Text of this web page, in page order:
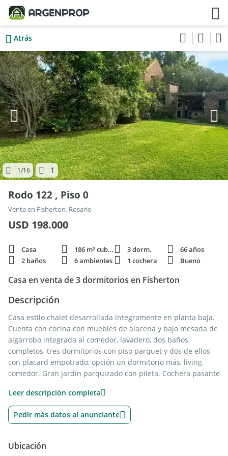
Atrás
1/16 1
Rodo 122 , Piso 0
Venta en Fisherton, Rosario
USD 198.000
Casa 186 m² cubie. 3 dorm.
66 años
2 baños
6 ambientes 1 cochera Bueno
Casa en venta de 3 dormitorios en Fisherton
Descripción
Casa estilo chalet desarrollada íntegramente en planta baja.
Cuenta con cocina con muebles de alacena y bajo mesada de
algarrobo integrada al comedor, lavadero, dos baños
completos, tres dormitorios con piso parquet y dos de ellos
con placard empotrado, opción un dormitorio más, living
comedor. Gran jardín parquizado con pileta. Cochera pasante
La propiedad cuenta con salida a dos calles. Ideal
instituciones educativas, consultorios/clínica, residencias
para adultos mayores. Posibilidad de ampliación.
entidades bancarias, supermercados, estaciones de servicios
y locales comerciales.
Leer descripción completa
Pedir más datos al anunciante
Ubicación